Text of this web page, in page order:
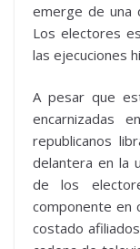
emerge de una
Los electores
las ejecuciones
A pesar que
encarnizadas
republicanos
delantera en la
de los
componente en
costado